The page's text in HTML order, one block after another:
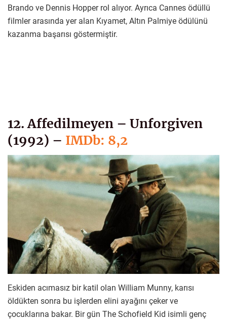
Brando ve Dennis Hopper rol alıyor. Ayrıca Cannes ödüllü
filmler arasında yer alan Kıyamet, Altın Palmiye ödülünü
kazanma başarısı göstermiştir.
12. Affedilmeyen – Unforgiven
(1992) – IMDb: 8,2
Eskiden acımasız bir katil olan William Munny, karısı
öldükten sonra bu işlerden elini ayağını çeker ve
çocuklarına bakar. Bir gün The Schofield Kid isimli genç